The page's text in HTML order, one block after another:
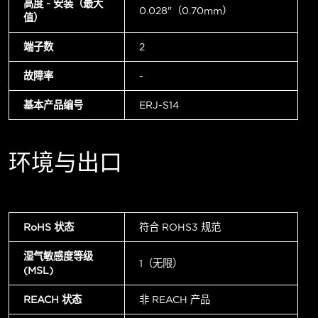
高度 - 安装（最大
值）
0.028"（0.70mm）
端子数 2
故障率 -
基本产品编号 ERJ-S14
环境与出口
RoHS 状态 符合 ROHS3 规范
湿气敏感度等级
(MSL)
1（无限）
REACH 状态 非 REACH 产品